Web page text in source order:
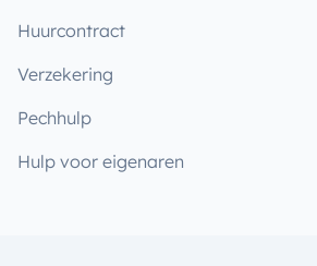
Huurcontract
Verzekering
Pechhulp
Hulp voor eigenaren